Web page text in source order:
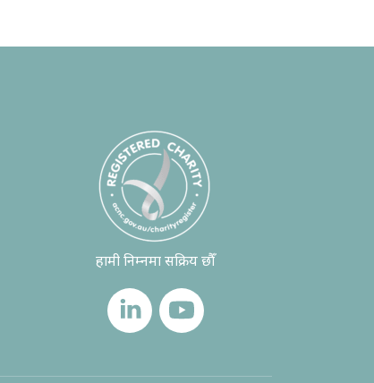
हामी निम्नमा सक्रिय छौँ